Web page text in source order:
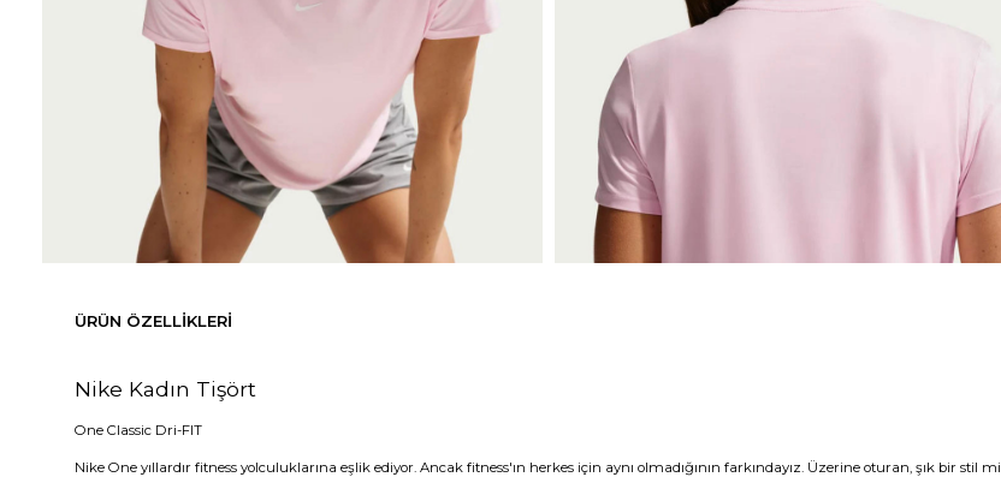
ÜRÜN ÖZELLIKLERI
Nike Kadın Tişört
One Classic Dri-FIT
Nike One yıllardır fitness yolculuklarına eşlik ediyor. Ancak fitness'ın herkes için aynı olmadığının farkındayız. Üzerine oturan, şık bir stil mi